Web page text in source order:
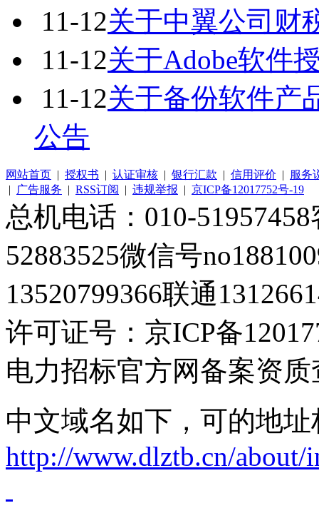
11-12关于中翼公司财
11-12关于Adobe软件
11-12关于备份软件产
公告
网站首页 | 授权书 | 认证审核 | 银行汇款 | 信用评价 |
服务
|
广告服务 | RSS订阅 | 违规举报 | 京ICP备12017752号-19
总机电话：010-
52883525微信号
13520799366联通
许可证号：京ICP备
电力招标官方网备案资质
中文域名如下，可的地
http://www.dlztb.cn/about/